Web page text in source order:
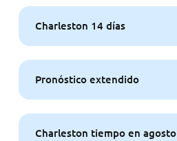
Charleston 14 días
Pronóstico extendido
Charleston tiempo en agosto